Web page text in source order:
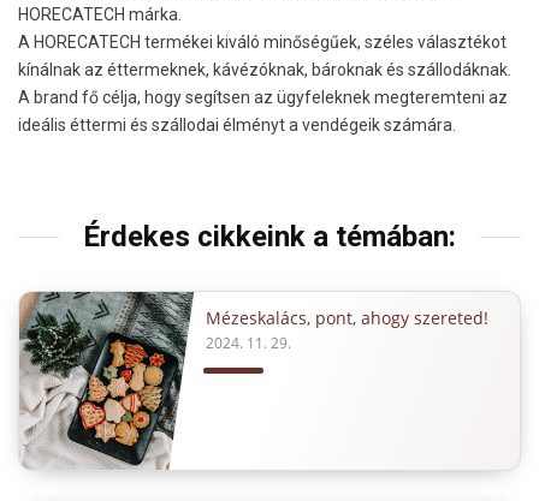
HORECATECH márka.
A HORECATECH termékei kiváló minőségűek, széles választékot
kínálnak az éttermeknek, kávézóknak, bároknak és szállodáknak.
A brand fő célja, hogy segítsen az ügyfeleknek megteremteni az
ideális éttermi és szállodai élményt a vendégeik számára.
Érdekes cikkeink a témában:
Mézeskalács, pont, ahogy szereted!
2024. 11. 29.